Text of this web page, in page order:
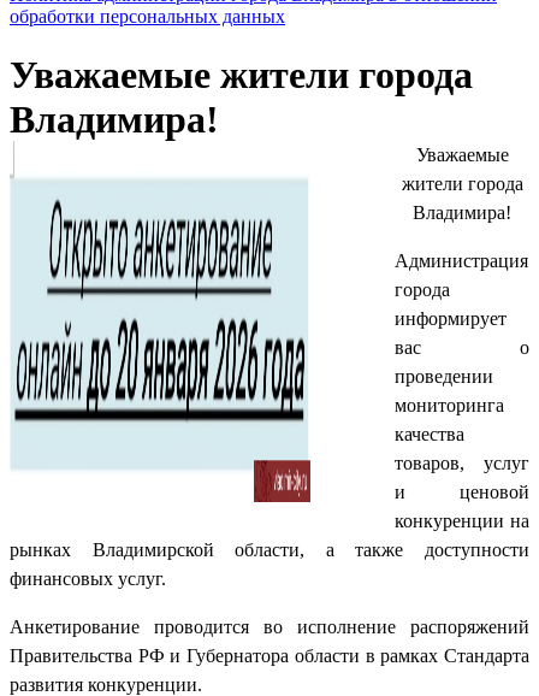
обработки персональных данных
Уважаемые жители города
Владимира!
Уважаемые
жители города
Владимира!
Администрация
города
информирует
вас о
проведении
мониторинга
качества
товаров, услуг
и ценовой
конкуренции на
рынках Владимирской области, а также доступности
финансовых услуг.
Анкетирование проводится во исполнение распоряжений
Правительства РФ и Губернатора области в рамках Стандарта
развития конкуренции.